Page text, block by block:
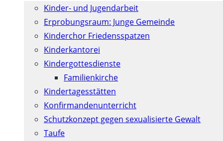
Kinder- und Jugendarbeit
Erprobungsraum: Junge Gemeinde
Kinderchor Friedensspatzen
Kinderkantorei
Kindergottesdienste
Familienkirche
Kindertagesstätten
Konfirmanden­unterricht
Schutzkonzept gegen sexualisierte Gewalt
Taufe